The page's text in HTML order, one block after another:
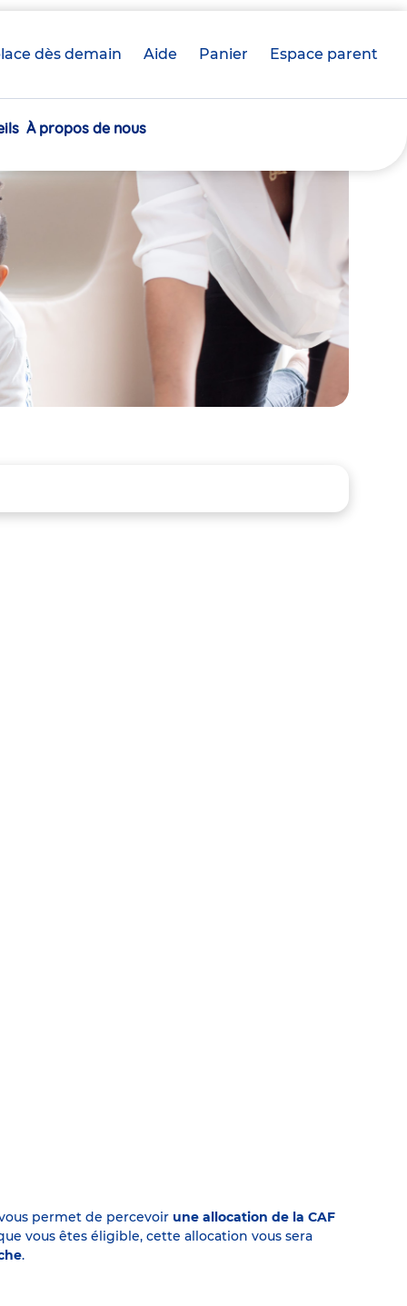
dès demain Aide Panier crèche(s)
Espace parent
À propos de nous
permet de percevoir une allocation de la CAF
vous êtes éligible, cette allocation vous sera
.